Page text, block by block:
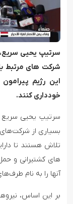
سرتیپ یحیی
شرکت های مرتبط
این رژیم
خودداری کنند.
سرتیپ یحیی سریع
بسیاری از شرکت‌های
تلاش هستند تا
های کشتیرانی و
آنها را به نام
بر این اساس،